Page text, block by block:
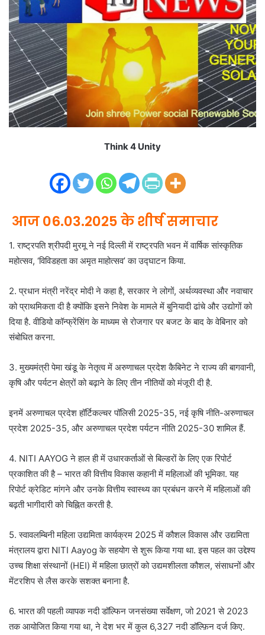
a
Think 4 Unity
आज 06.03.2025 के शीर्ष समाचार
1. राष्ट्रपति श्रीपदी मुरमू ने नई दिल्ली में राष्ट्रपति भवन में वार्षिक सांस्कृतिक
महोत्सव, ‘विविडहता का अमृत माहोत्सव’ का उद्घाटन किया.
2. प्रधान मंत्री नरेंद्र मोदी ने कहा है, सरकार ने लोगों, अर्थव्यवस्था और नवाचार
को प्राथमिकता दी है क्योंकि इसने निवेश के मामले में बुनियादी ढांचे और उद्योगों को
दिया है. वीडियो कॉन्फ्रेंसिंग के माध्यम से रोजगार पर बजट के बाद के वेबिनार को
संबोधित करना.
3. मुख्यमंत्री पेमा खंडू के नेतृत्व में अरुणाचल प्रदेश कैबिनेट ने राज्य की बागवानी,
कृषि और पर्यटन क्षेत्रों को बढ़ाने के लिए तीन नीतियों को मंजूरी दी है.
इनमें अरुणाचल प्रदेश हॉर्टिकल्चर पॉलिसी 2025-35, नई कृषि नीति-अरुणाचल
प्रदेश 2025-35, और अरुणाचल प्रदेश पर्यटन नीति 2025-30 शामिल हैं.
4. NITI AAYOG ने हाल ही में उधारकर्ताओं से बिल्डरों के लिए एक रिपोर्ट
प्रकाशित की है – भारत की वित्तीय विकास कहानी में महिलाओं की भूमिका. यह
रिपोर्ट क्रेडिट मांगने और उनके वित्तीय स्वास्थ्य का प्रबंधन करने में महिलाओं की
बढ़ती भागीदारी को चिह्नित करती है.
5. स्वावलम्बिनी महिला उद्यमिता कार्यक्रम 2025 में कौशल विकास और उद्यमिता
मंत्रालय द्वारा NITI Aayog के सहयोग से शुरू किया गया था. इस पहल का उद्देश्य
उच्च शिक्षा संस्थानों (HEI) में महिला छात्रों को उद्यमशीलता कौशल, संसाधनों और
मेंटरशिप से लैस करके सशक्त बनाना है.
6. भारत की पहली व्यापक नदी डॉल्फिन जनसंख्या सर्वेक्षण, जो 2021 से 2023
तक आयोजित किया गया था, ने देश भर में कुल 6,327 नदी डॉल्फ़िन दर्ज किए.